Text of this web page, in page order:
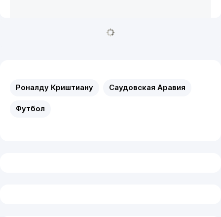
Роналду Криштиану Саудовская Аравия
Футбол